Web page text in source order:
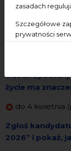
zasadach
Szczegółowe
prywatności
dane są
starannością i
FF1:00_Once
4 kwietnia
Staromiejski
FF1:00
trzech spotkań)
życie ma
do 4 kwietnia
Zgłoś
2026” i pokaż,